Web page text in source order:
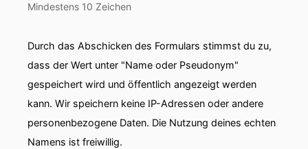
Mindestens 10 Zeichen
Durch das Abschicken des Formulars stimmst du zu,
dass der Wert unter "Name oder Pseudonym"
gespeichert wird und öffentlich angezeigt werden
kann. Wir speichern keine IP-Adressen oder andere
personenbezogene Daten. Die Nutzung deines echten
Namens ist freiwillig.